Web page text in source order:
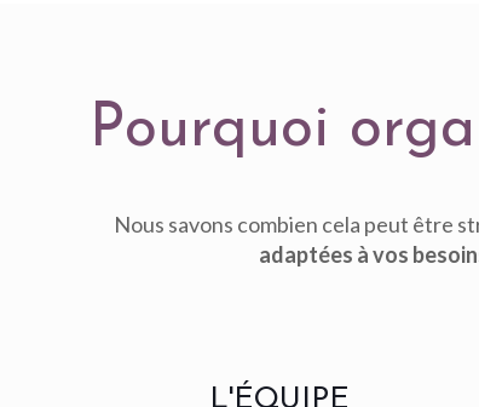
Pourquoi
Nous savons combien cela peut être
adaptées à vos
L'ÉQUIPE